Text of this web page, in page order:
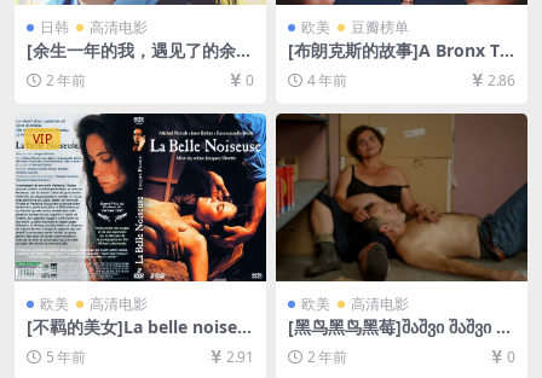
日韩 高清电影
[余生一年的我，遇见了的余生
半年的你的故事](2024)[百度
网盘+夸克网盘1080P超清未
删减资源][网盘在线播放/下
载][MP4/7.3GB][中文字幕]
2 年前 0
欧美 豆瓣榜单
[布朗克斯的故事]A Bronx Tal
e (1993)[百度网盘+迅雷云盘
资源1080P超清未删减][MP4/
7GB][中英字幕]
4 年前 2.86
VIP
欧美 高清电影
[不羁的美女]La belle noiseu
se (1991)236min[百度网盘
+夸克网盘+迅雷云盘资源1080
5 年前 2.91
欧美 高清电影
[黑鸟黑鸟黑莓]შაშვი შაშვი მა
ყვალი (2023)[百度网盘+夸克
网盘1080P超清未删减资源]
2 年前 0